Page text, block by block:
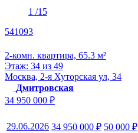
1 /15
541093
2-комн. квартира, 65.3 м²
Этаж: 34 из 49
Москва, 2-я Хуторская ул, 34
Дмитровская
34 950 000 ₽
29.06.2026 34 950 000 ₽ 50 000 ₽